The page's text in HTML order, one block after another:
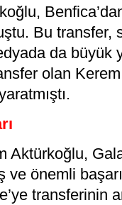
Bu transfer,
da büyük
olan
Aktürkoğlu,
önemli
transferinin